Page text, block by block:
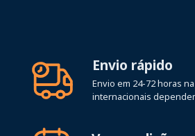
Envio rápido
Envio em 24-72 horas
internacionais